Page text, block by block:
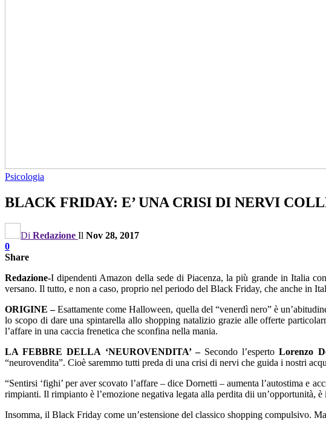
Psicologia
BLACK FRIDAY: E’ UNA CRISI DI NERVI
Di Redazione Il Nov 28, 2017
0
Share
Redazione-I dipendenti Amazon della sede di Piacenza, la più grande in Italia
versano. Il tutto, e non a caso, proprio nel periodo del Black Friday, che anche in
ORIGINE –Esattamente come Halloween, quella del “venerdì nero” è
lo scopo di dare una spintarella allo shopping natalizio grazie alle offerte
l’affare in una caccia frenetica che sconfina nella mania.
LA FEBBRE DELLA ‘NEUROVENDITA’ –Secondo l’espertoLorenzo
“neurovendita”. Cioè saremmo tutti preda di una crisi di nervi che guida i nostri
“Sentirsi ‘fighi’ per aver scovato l’affare – dice Dornetti – aumenta l’autostima e
rimpianti. Il rimpianto è l’emozione negativa legata alla perdita dii un’opportunità, è
Insomma, il Black Friday come un’estensione del classico shopping compulsivo.